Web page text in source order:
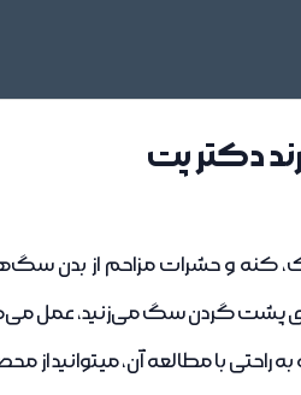
دکتر پت
پشت گردن سگ می‌زنید، عمل
راحتی با مطالعه آن، میتوانید از